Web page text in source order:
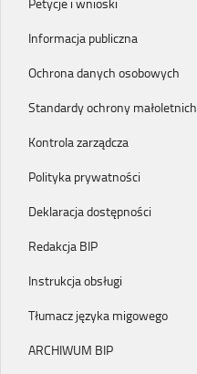
Informacja publiczna
Ochrona danych osobowych
Standardy ochrony małoletnich
Kontrola zarządcza
Polityka prywatności
Deklaracja dostępności
Redakcja BIP
Instrukcja obsługi
Tłumacz języka migowego
ARCHIWUM BIP